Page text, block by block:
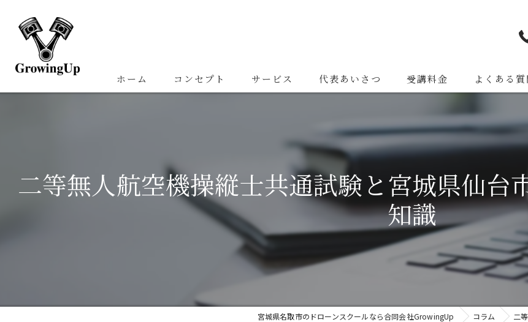
ホーム コンセプト サービス 代表あいさつ 受講料金 よくある質
二等無人航空機操縦士共通試験と宮城県仙台
知識
宮城県名取市のドローンスクールなら合同会社GrowingUp コラム 二